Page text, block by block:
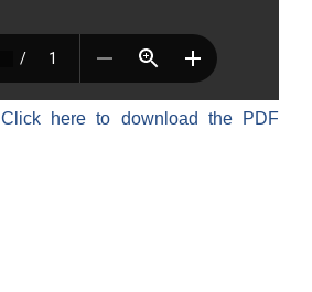
Click here to download the PDF